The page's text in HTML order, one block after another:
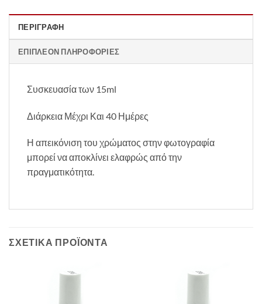
ΠΕΡΙΓΡΑΦΉ
ΕΠΙΠΛΈΟΝ ΠΛΗΡΟΦΟΡΊΕΣ
Συσκευασία των 15ml
Διάρκεια Μέχρι Και 40 Ημέρες
Η απεικόνιση του χρώματος στην φωτογραφία
μπορεί να αποκλίνει ελαφρώς από την
πραγματικότητα.
ΣΧΕΤΙΚΆ ΠΡΟΪΌΝΤΑ